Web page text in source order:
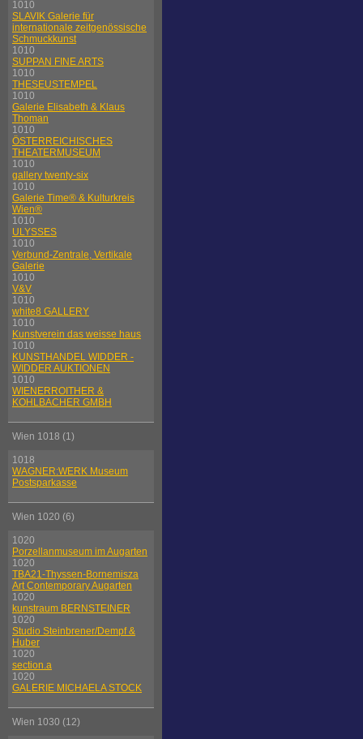
1010
SLAVIK Galerie für
internationale zeitgenössische
Schmuckkunst
1010
SUPPAN FINE ARTS
1010
THESEUSTEMPEL
1010
Galerie Elisabeth & Klaus
Thoman
1010
ÖSTERREICHISCHES
THEATERMUSEUM
1010
gallery twenty-six
1010
Galerie Time® & Kulturkreis
Wien®
1010
ULYSSES
1010
Verbund-Zentrale, Vertikale
Galerie
1010
V&V
1010
white8 GALLERY
1010
Kunstverein das weisse haus
1010
KUNSTHANDEL WIDDER -
WIDDER AUKTIONEN
1010
WIENERROITHER &
KOHLBACHER GMBH
Wien 1018 (1)
1018
WAGNER:WERK Museum
Postsparkasse
Wien 1020 (6)
1020
Porzellanmuseum im Augarten
1020
TBA21-Thyssen-Bornemisza
Art Contemporary Augarten
1020
kunstraum BERNSTEINER
1020
Studio Steinbrener/Dempf &
Huber
1020
section.a
1020
GALERIE MICHAELA STOCK
Wien 1030 (12)